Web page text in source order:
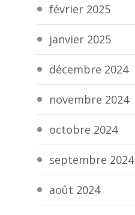
février 2025
janvier 2025
décembre 2024
novembre 2024
octobre 2024
septembre 2024
août 2024